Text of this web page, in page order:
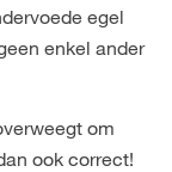
egel
enkel ander
om
ook correct!